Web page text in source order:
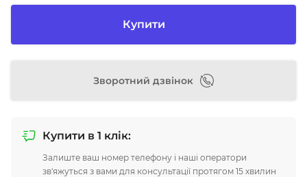
Купити
Зворотний дзвінок
Купити в 1 клік:
Залиште ваш номер телефону і наші оператори
зв'яжуться з вами для консультації протягом 15 хвилин